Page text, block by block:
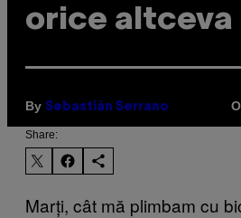
orice altceva
By Sebastián Serrano
Share:
Marți, cât mă plimbam cu